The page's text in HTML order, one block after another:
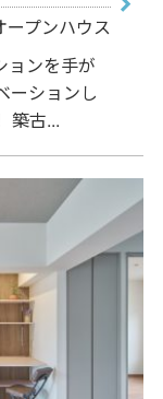
ープンハウス
ョンを手が
ーションし
築古...